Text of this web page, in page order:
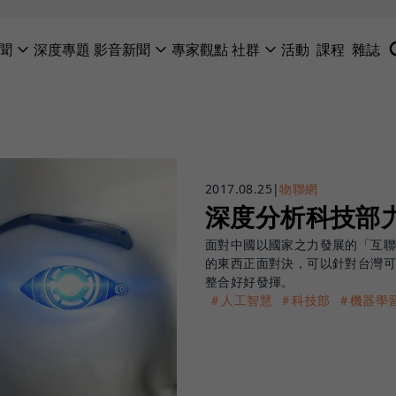
深度專題 影音新聞 專家觀點社群 活動 課程 雜誌
2017.08.25 |物聯網
深度分析科技部
面對中國以國家之力發展的「互
的東西正面對決，可以針對台灣
整合好好發揮。
＃人工智慧
＃科技部 ＃機器學